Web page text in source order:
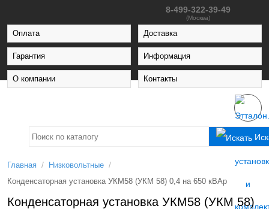
8-499-322-39-49
(Москва)
Оплата Доставка
Гарантия Информация
О компании Контакты
Главная / Низковольтные /
Конденсаторная установка УКМ58 (УКМ 58) 0,4 на 650 кВАр
Конденсаторная установка УКМ58 (УКМ 58)